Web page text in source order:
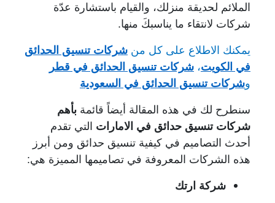
الملائم لحديقة منزلك، والقيام باستشارة عدّة
شركات لانتقاء ما يناسبكَ منها.
يمكنك الاطلاع على كل من شركات تنسيق الحدائق
في الكويت، شركات تنسيق الحدائق في قطر
وشركات تنسيق الحدائق في السعودية
سنطرح لك في هذه المقالة أيضاً قائمة بأهم
شركات تنسيق حدائق في الامارات التي تقدم
أحدث التصاميم في كيفية تنسيق حدائق ومن أبرز
هذه الشركات المعروفة في تصاميمها المميزة هي:
شركة ارتك